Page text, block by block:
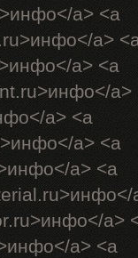
a> <a
a>
a> <a
a>
a> <a
a> <a
a> <a
a>
a> <a